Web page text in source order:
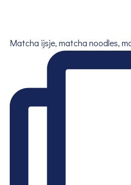
Matcha ijsje, matcha noodles,